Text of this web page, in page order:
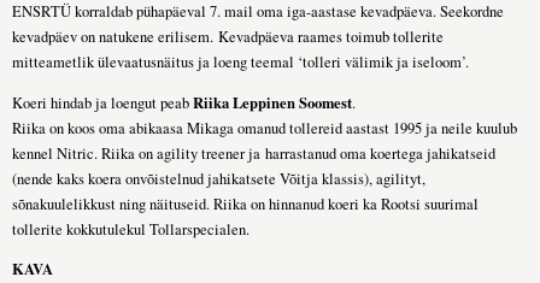
ENSRTÜ korraldab pühapäeval 7. mail oma iga-aastase kevadpäeva. Seekordne
kevadpäev on natukene erilisem. Kevadpäeva raames toimub tollerite
mitteametlik ülevaatusnäitus ja loeng teemal ‘tolleri välimik ja iseloom’.
Koeri hindab ja loengut peabRiika Leppinen Soomest.
Riika on koos oma abikaasa Mikaga omanud tollereid aastast 1995 ja neile kuulub
kennel Nitric. Riika on agility treener ja harrastanud oma koertega jahikatseid
(nende kaks koera onvõistelnud jahikatsete Võitja klassis), agilityt,
sõnakuulelikkust ning näituseid. Riika on hinnanud koeri ka Rootsi suurimal
tollerite kokkutulekul Tollarspecialen.
KAVA